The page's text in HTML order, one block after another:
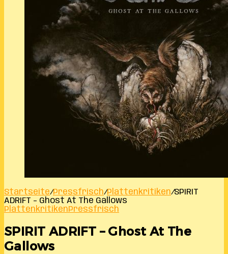
Startseite/Pressfrisch/Plattenkritiken/SPIRIT
ADRIFT – Ghost At The Gallows
PlattenkritikenPressfrisch
SPIRIT ADRIFT – Ghost At The
Gallows